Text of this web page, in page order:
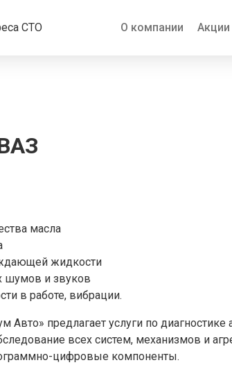
СТО О компании Акции
масла
жидкости
шумов и звуков
в работе, вибрации.
Авто» предлагает услуги по
всех систем, механизмов и
цифровые компоненты.